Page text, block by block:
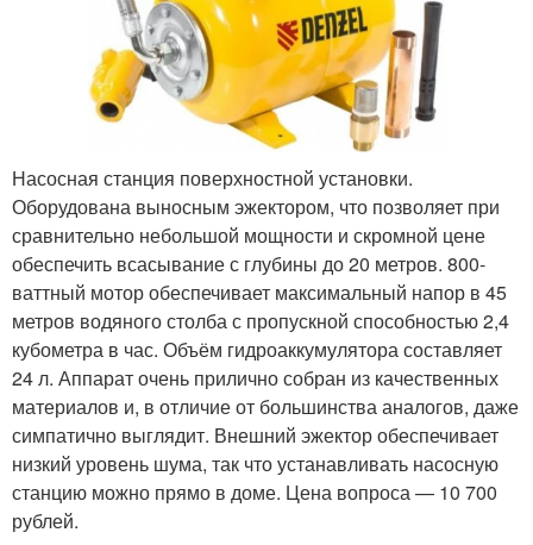
Насосная станция поверхностной установки.
Оборудована выносным эжектором, что позволяет при
сравнительно небольшой мощности и скромной цене
обеспечить всасывание с глубины до 20 метров. 800-
ваттный мотор обеспечивает максимальный напор в 45
метров водяного столба с пропускной способностью 2,4
кубометра в час. Объём гидроаккумулятора составляет
24 л. Аппарат очень прилично собран из качественных
материалов и, в отличие от большинства аналогов, даже
симпатично выглядит. Внешний эжектор обеспечивает
низкий уровень шума, так что устанавливать насосную
станцию можно прямо в доме. Цена вопроса — 10 700
рублей.